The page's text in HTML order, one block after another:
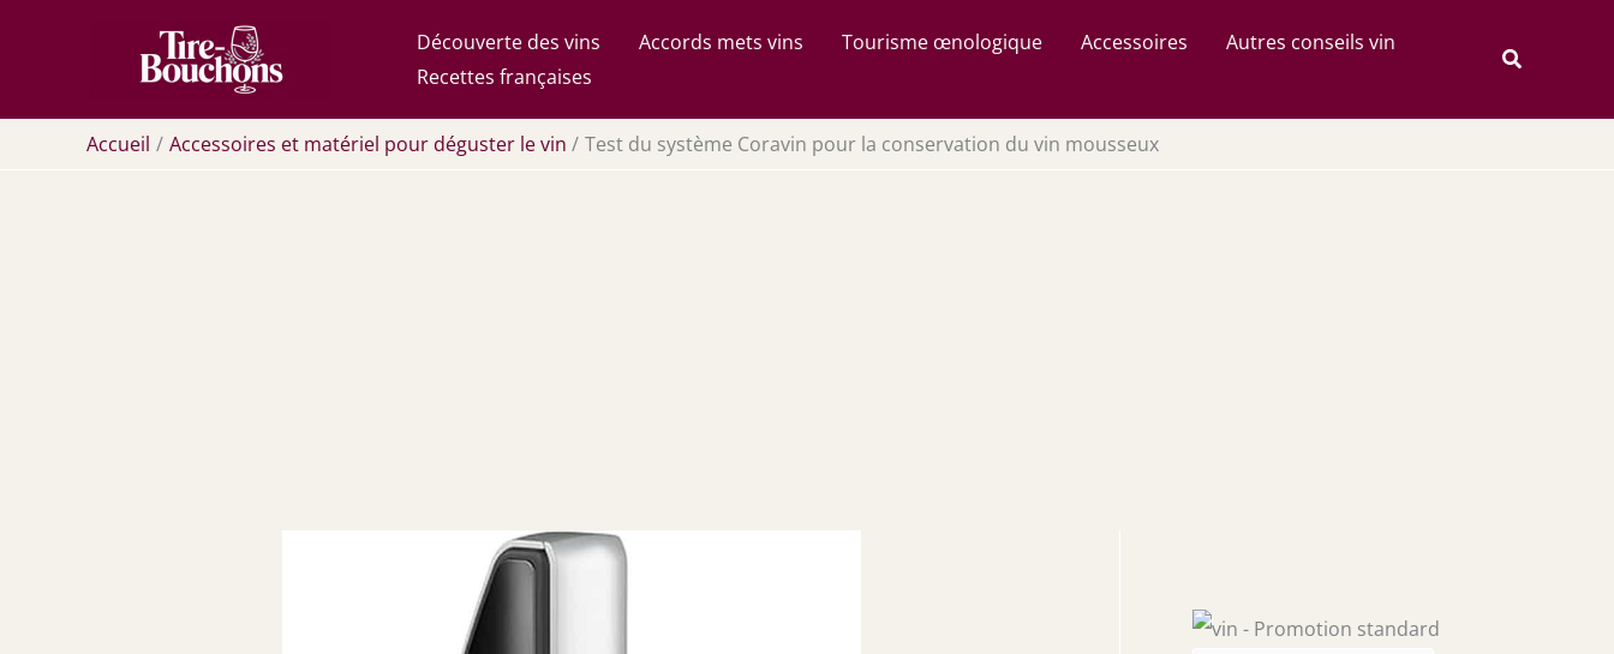
Découverte des vins Accords mets vins Tourisme œnologique Accessoires
Autres conseils vin
Recettes françaises
Rechercher
Accueil Accessoires et matériel pour déguster le vin Test du système Coravin pour la conservation du vin mousseux